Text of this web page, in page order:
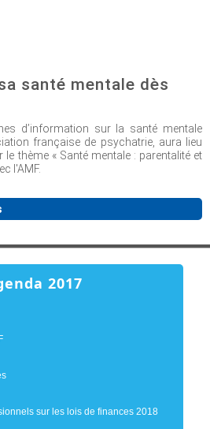
santé mentale dès
d’information sur la santé mentale
française de psychatrie, aura lieu
thème « Santé mentale : parentalité et
l'AMF.
2017
sur les lois de finances 2018